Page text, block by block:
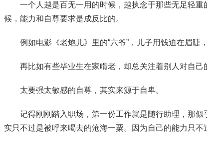
一个人越是百无一用的时候，越执念于那些无足轻
候，能力和自尊要求是成反比的。
例如电影《老炮儿》里的“六爷”，儿子用钱迫在眉睫
再比如有些毕业生在家啃老，却总关注着别人对自
太要强太敏感的自尊，其实来源于自卑。
记得刚刚踏入职场，第一份工作就是随行助理，那
实只不过是被呼来喝去的沧海一粟。因为自己的能力只不